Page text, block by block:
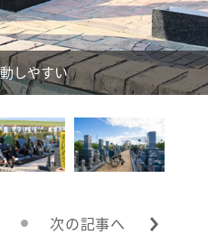
しやすい
次の記事へ